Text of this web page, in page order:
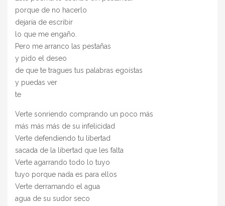
porque de no hacerlo
dejaría de escribir
lo que me engaño.
Pero me arranco las pestañas
y pido el deseo
de que te tragues tus palabras egoístas
y puedas ver
te
Verte sonriendo comprando un poco más
más más más de su infelicidad
Verte defendiendo tu libertad
sacada de la libertad que les falta
Verte agarrando todo lo tuyo
tuyo porque nada es para ellos
Verte derramando el agua
agua de su sudor seco